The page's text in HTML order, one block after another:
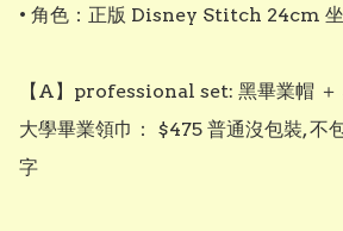
• 角色：正版 Disney Stitch 24cm
【A】professional set: 黑畢業帽 ＋
大學畢業領巾： $475 普通沒包裝, 不
字